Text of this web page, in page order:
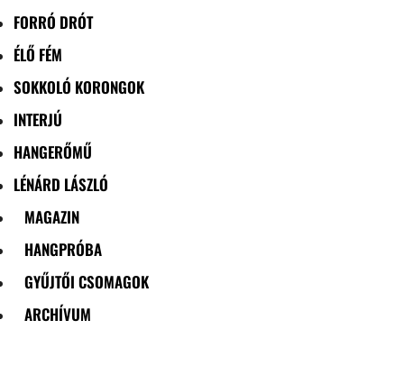
FORRÓ DRÓT
ÉLŐ FÉM
SOKKOLÓ KORONGOK
INTERJÚ
HANGERŐMŰ
LÉNÁRD LÁSZLÓ
MAGAZIN
HANGPRÓBA
GYŰJTŐI CSOMAGOK
ARCHÍVUM